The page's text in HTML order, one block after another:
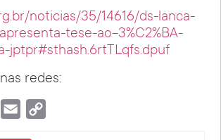
noticias/35/14616/ds-lanca-
tese-ao-3%C2%BA-
jptpr#sthash.6rtTLqfs.dpuf
redes:
WhatsApp
Email